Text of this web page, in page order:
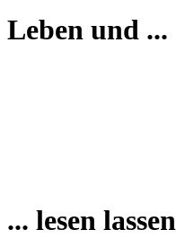
Leben und ...
... lesen lassen